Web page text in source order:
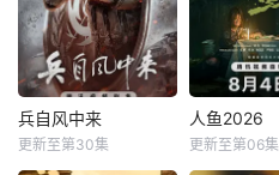
兵自风中来
更新至第30集
人鱼2026
更新至第06集